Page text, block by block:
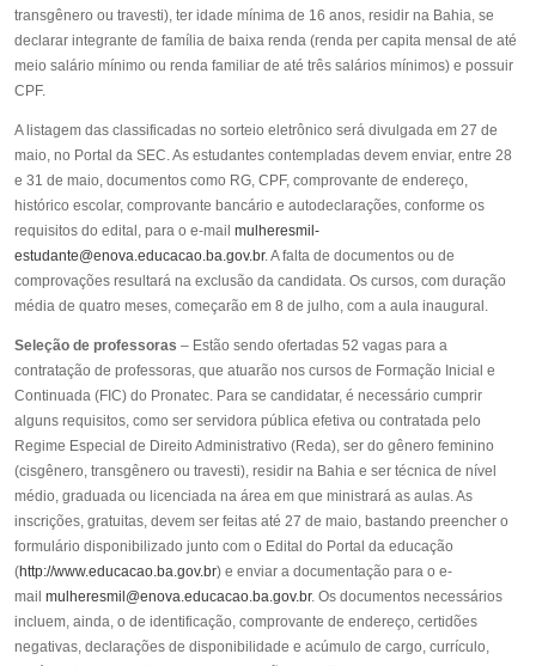
transgênero ou travesti), ter idade mínima de 16 anos, residir na Bahia, se
declarar integrante de família de baixa renda (renda per capita mensal de até
meio salário mínimo ou renda familiar de até três salários mínimos) e possuir
CPF.
A listagem das classificadas no sorteio eletrônico será divulgada em 27 de
maio, no Portal da SEC. As estudantes contempladas devem enviar, entre 28
e 31 de maio, documentos como RG, CPF, comprovante de endereço,
histórico escolar, comprovante bancário e autodeclarações, conforme os
requisitos do edital, para o e-mail mulheresmil-
estudante@enova.educacao.ba.gov.br. A falta de documentos ou de
comprovações resultará na exclusão da candidata. Os cursos, com duração
média de quatro meses, começarão em 8 de julho, com a aula inaugural.
Seleção de professoras – Estão sendo ofertadas 52 vagas para a
contratação de professoras, que atuarão nos cursos de Formação Inicial e
Continuada (FIC) do Pronatec. Para se candidatar, é necessário cumprir
alguns requisitos, como ser servidora pública efetiva ou contratada pelo
Regime Especial de Direito Administrativo (Reda), ser do gênero feminino
(cisgênero, transgênero ou travesti), residir na Bahia e ser técnica de nível
médio, graduada ou licenciada na área em que ministrará as aulas. As
inscrições, gratuitas, devem ser feitas até 27 de maio, bastando preencher o
formulário disponibilizado junto com o Edital do Portal da educação
(http://www.educacao.ba.gov.br) e enviar a documentação para o e-
mail mulheresmil@enova.educacao.ba.gov.br. Os documentos necessários
incluem, ainda, o de identificação, comprovante de endereço, certidões
negativas, declarações de disponibilidade e acúmulo de cargo, currículo,